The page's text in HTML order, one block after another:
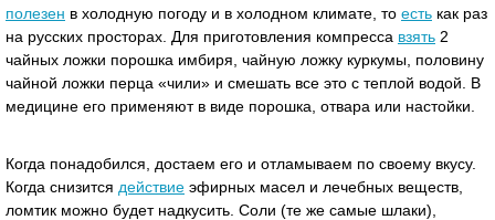
полезен в холодную погоду и в холодном климате, то есть как раз
на русских просторах. Для приготовления компресса взять 2
чайных ложки порошка имбиря, чайную ложку куркумы, половину
чайной ложки перца «чили» и смешать все это с теплой водой. В
медицине его применяют в виде порошка, отвара или настойки.
Когда понадобился, достаем его и отламываем по своему вкусу.
Когда снизится действие эфирных масел и лечебных веществ,
ломтик можно будет надкусить. Соли (те же самые шлаки),